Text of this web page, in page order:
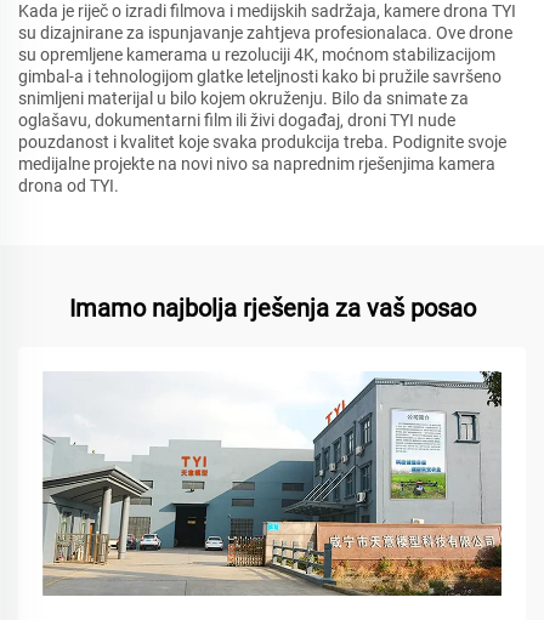
Kada je riječ o izradi filmova i medijskih sadržaja, kamere drona TYI
su dizajnirane za ispunjavanje zahtjeva profesionalaca. Ove drone
su opremljene kamerama u rezoluciji 4K, moćnom stabilizacijom
gimbal-a i tehnologijom glatke leteljnosti kako bi pružile savršeno
snimljeni materijal u bilo kojem okruženju. Bilo da snimate za
oglašavu, dokumentarni film ili živi događaj, droni TYI nude
pouzdanost i kvalitet koje svaka produkcija treba. Podignite svoje
medijalne projekte na novi nivo sa naprednim rješenjima kamera
drona od TYI.
Imamo najbolja rješenja za vaš posao